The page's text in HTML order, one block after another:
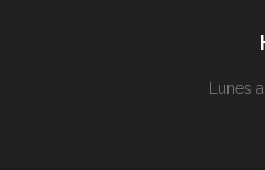
Lunes